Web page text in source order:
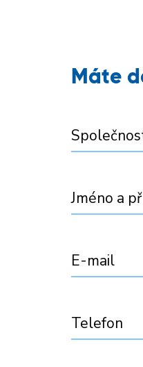
Máte
Jméno a
E-mail
Telefon